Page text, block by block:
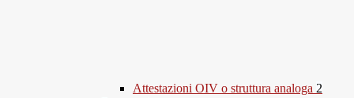
Attestazioni OIV o struttura analoga 2